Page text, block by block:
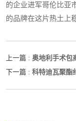
的企业进军哥伦比亚
的品牌在这片热土上
上一篇 : 奥地利手术包
下一篇 : 科特迪瓦聚酯